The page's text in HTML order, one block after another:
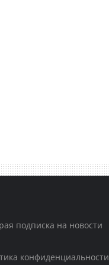
подписка на новости
конфиденциальности